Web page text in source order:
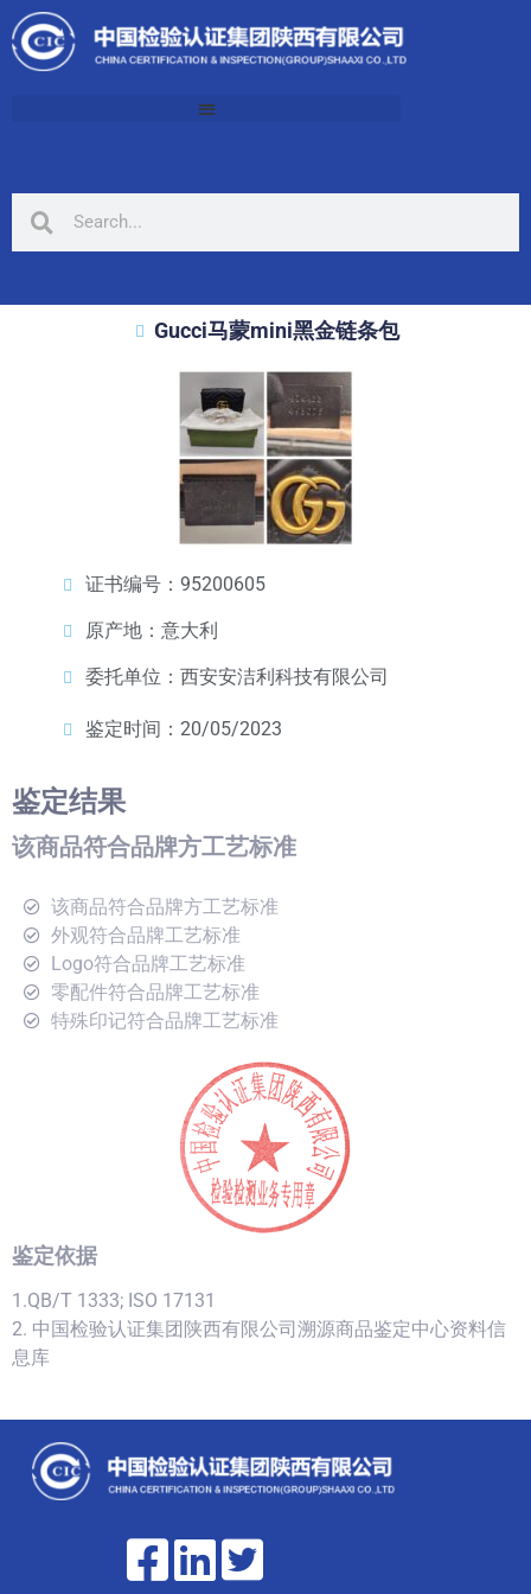
Gucci马蒙mini黑金链条包
证书编号：95200605
原产地：意大利
委托单位：西安安洁利科技有限公司
鉴定时间：20/05/2023
鉴定结果
该商品符合品牌方工艺标准
该商品符合品牌方工艺标准
外观符合品牌工艺标准
Logo符合品牌工艺标准
零配件符合品牌工艺标准
特殊印记符合品牌工艺标准
鉴定依据
1.QB/T 1333; ISO 17131
2. 中国检验认证集团陕西有限公司溯源商品鉴定中心资料信
息库